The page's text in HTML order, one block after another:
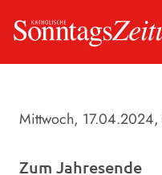
Mittwoch, 17.04.2024
Zum Jahresende